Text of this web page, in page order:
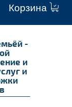
Корзина
-
и
и